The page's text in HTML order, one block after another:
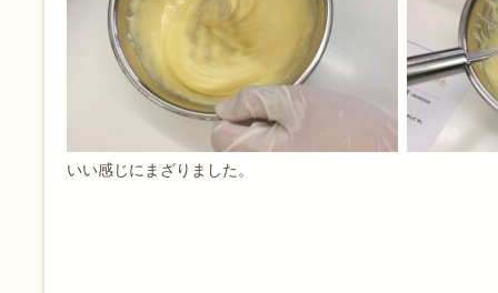
いい感じにまざりました。